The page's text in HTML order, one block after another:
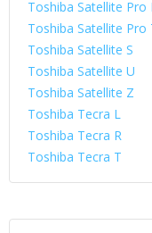
Toshiba Satellite Pro
Toshiba Satellite Pro
Toshiba Satellite S
Toshiba Satellite U
Toshiba Satellite Z
Toshiba Tecra L
Toshiba Tecra R
Toshiba Tecra T